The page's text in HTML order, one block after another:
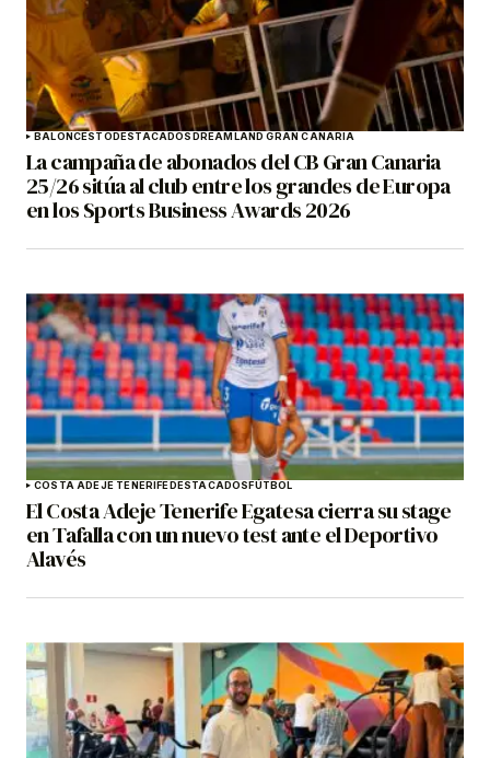
BALONCESTO DESTACADOS DREAMLAND GRAN CANARIA
La campaña de abonados del CB Gran Canaria
25/26 sitúa al club entre los grandes de Europa
en los Sports Business Awards 2026
COSTA ADEJE TENERIFE DESTACADOS FÚTBOL
El Costa Adeje Tenerife Egatesa cierra su stage
en Tafalla con un nuevo test ante el Deportivo
Alavés